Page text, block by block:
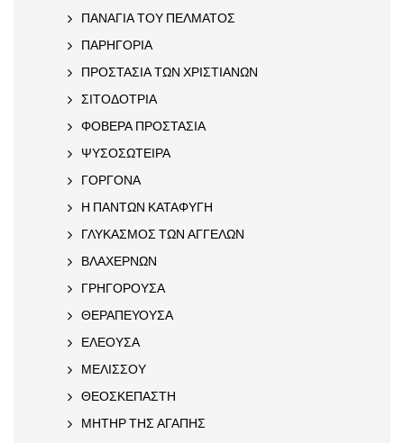
ΠΑΝΑΓΙΑ ΤΟΥ ΠΕΛΜΑΤΟΣ
ΠΑΡΗΓΟΡΙΑ
ΠΡΟΣΤΑΣΙΑ ΤΩΝ ΧΡΙΣΤΙΑΝΩΝ
ΣΙΤΟΔΟΤΡΙΑ
ΦΟΒΕΡΑ ΠΡΟΣΤΑΣΙΑ
ΨΥΣΟΣΩΤΕΙΡΑ
ΓΟΡΓΟΝΑ
Η ΠΑΝΤΩΝ ΚΑΤΑΦΥΓΗ
ΓΛΥΚΑΣΜΟΣ ΤΩΝ ΑΓΓΕΛΩΝ
ΒΛΑΧΕΡΝΩΝ
ΓΡΗΓΟΡΟΥΣΑ
ΘΕΡΑΠΕΥΟΥΣΑ
ΕΛΕΟΥΣΑ
ΜΕΛΙΣΣΟΥ
ΘΕΟΣΚΕΠΑΣΤΗ
ΜΗΤΗΡ ΤΗΣ ΑΓΑΠΗΣ